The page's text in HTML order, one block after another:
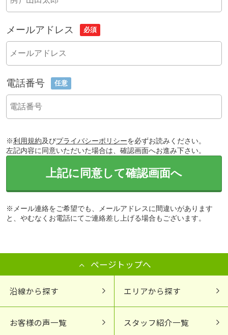
メールアドレス 必須
電話番号 任意
※利用規約及びプライバシーポリシーを必ずお読みください。
左記内容に同意いただいた場合は、確認画面へお進み下さい。
上記に同意して確認画面へ
※メール連絡をご希望でも、メールアドレスに間違いがあります
と、やむなくお電話にてご連絡差し上げる場合もございます。
ページトップへ
沿線から探す エリアから探す
お客様の声一覧 スタッフ紹介一覧